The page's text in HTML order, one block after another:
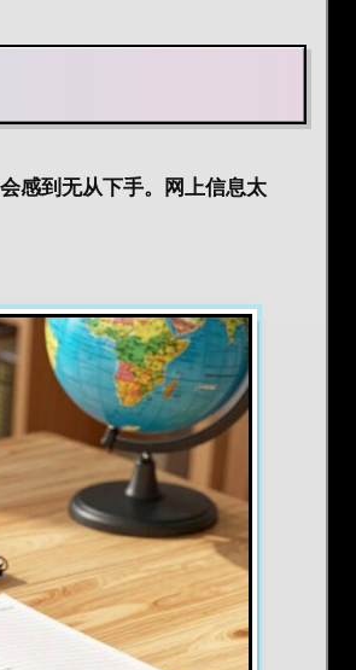
感到无从下手。网上信息太